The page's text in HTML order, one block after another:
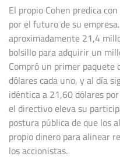
El propio Cohen predica
por el futuro de su
aproximadamente 21,4
bolsillo para adquirir un
Compró un primer
dólares cada uno, y al día
idéntica a 21,60 dólares
el directivo eleva su
postura pública de que los
propio dinero para alinear
los accionistas.